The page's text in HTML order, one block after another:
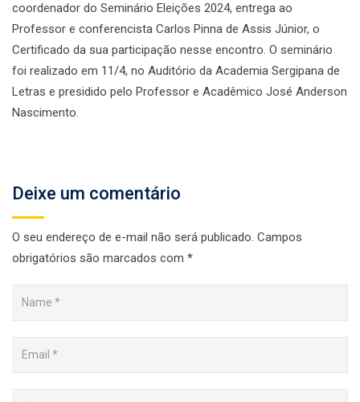
coordenador do Seminário Eleições 2024, entrega ao
Professor e conferencista Carlos Pinna de Assis Júnior, o
Certificado da sua participação nesse encontro. O seminário
foi realizado em 11/4, no Auditório da Academia Sergipana de
Letras e presidido pelo Professor e Acadêmico José Anderson
Nascimento.
Deixe um comentário
O seu endereço de e-mail não será publicado. Campos
obrigatórios são marcados com *